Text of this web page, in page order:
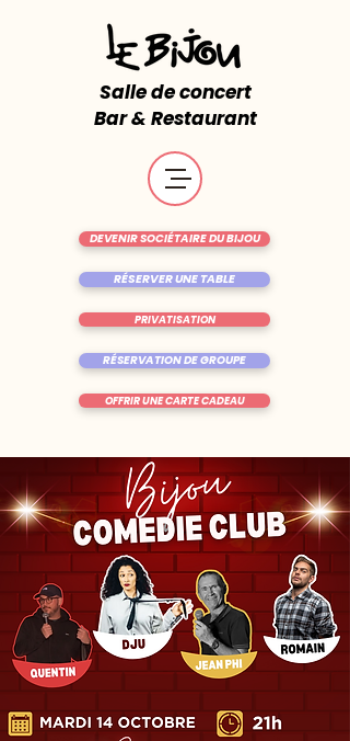
Salle de concert
Bar & Restaurant
RÉSERVER UNE TABLE
OFFRIR UNE CARTE CADEAU
DEVENIR SOCIÉTAIRE DU BIJOU
RÉSERVATION DE GROUPE
PRIVATISATION